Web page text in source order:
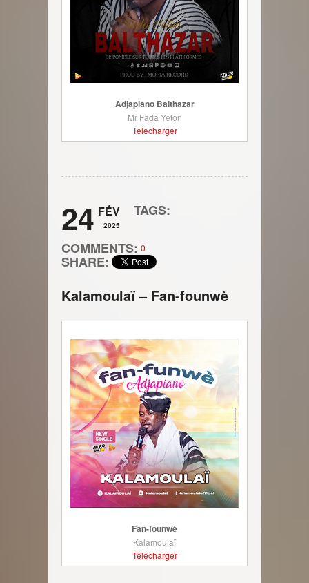
Adjapiano Balthazar
Mr Fada Yéton
Télécharger
24 FÉV
2025
TAGS:
COMMENTS: 0
SHARE:
Kalamoulaï – Fan-founwè
Fan-founwè
Kalamoulaï
Télécharger